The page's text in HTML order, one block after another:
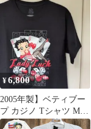
チャコールグレー
¥6,800
2005年製】ベティブー
プ カジノ Tシャツ M
黒 フルーツオブザルー